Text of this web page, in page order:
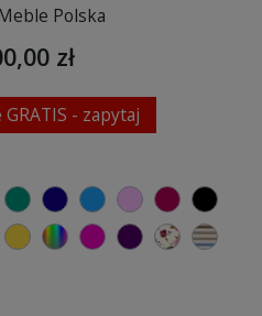
Polska
zł
- zapytaj
turkusowygranatowyniebieski
różowymalinowy
zieleń
niebieski
musztardowy
wybór koloru
fuksjafioletowy
Kwiatowy
Paski